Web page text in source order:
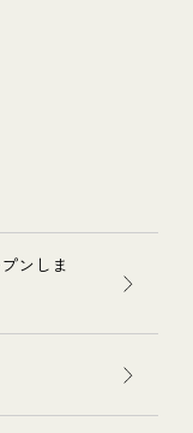
ンしま